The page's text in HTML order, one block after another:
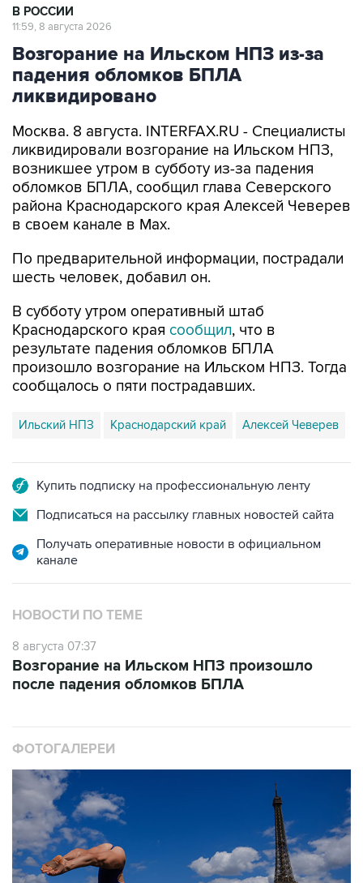
В РОССИИ
11:59, 8 августа 2026
Возгорание на Ильском НПЗ из-за
падения обломков БПЛА
ликвидировано
Москва. 8 августа. INTERFAX.RU - Специалисты
ликвидировали возгорание на Ильском НПЗ,
возникшее утром в субботу из-за падения
обломков БПЛА, сообщил глава Северского
района Краснодарского края Алексей Чеверев
в своем канале в Max.
По предварительной информации, пострадали
шесть человек, добавил он.
В субботу утром оперативный штаб
Краснодарского края сообщил, что в
результате падения обломков БПЛА
произошло возгорание на Ильском НПЗ. Тогда
сообщалось о пяти пострадавших.
Ильский НПЗ Краснодарский край Алексей Чеверев
Купить подписку на профессиональную ленту
Подписаться на рассылку главных новостей сайта
Получать оперативные новости в официальном
канале
НОВОСТИ ПО ТЕМЕ
8 августа 07:37
Возгорание на Ильском НПЗ произошло
после падения обломков БПЛА
ФОТОГАЛЕРЕИ